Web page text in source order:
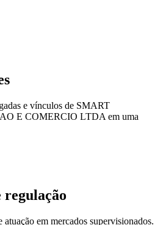
e vínculos de SMART
E COMERCIO LTDA em uma
regulação
em mercados supervisionados.